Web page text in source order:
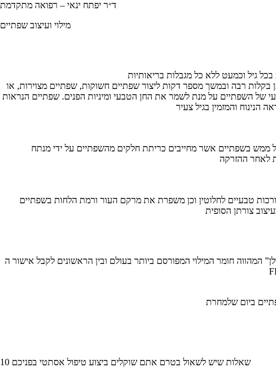
ד״ר יפתח ינאי – רפואה מתקדמת
מילוי ועיצוב שפתיים
בקלות רבה ובמשך מספר דקות ליצור שפתיים חשוקות, שפתיים מצוירות, או
של השפתיים על מנת לשמר את החן הטבעי ומיניות הפנים. שפתיים הנראות
חומר המילוי המפורסם ביותר בעולם ובין הראשונים לקבל אישור ה-
10 שאלות שיש לשאול בטרם אתם שוקלים ביצוע טיפול אסתטי בפניכם